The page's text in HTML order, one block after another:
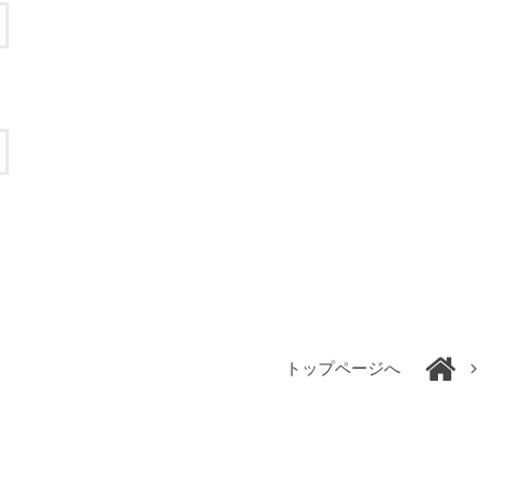
トップページへ